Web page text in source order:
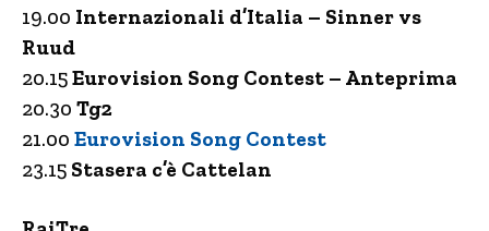
19.00 Internazionali d’Italia – Sinner vs
Ruud
20.15Eurovision Song Contest – Anteprima
20.30 Tg2
21.00 Eurovision Song Contest
23.15 Stasera c’è Cattelan